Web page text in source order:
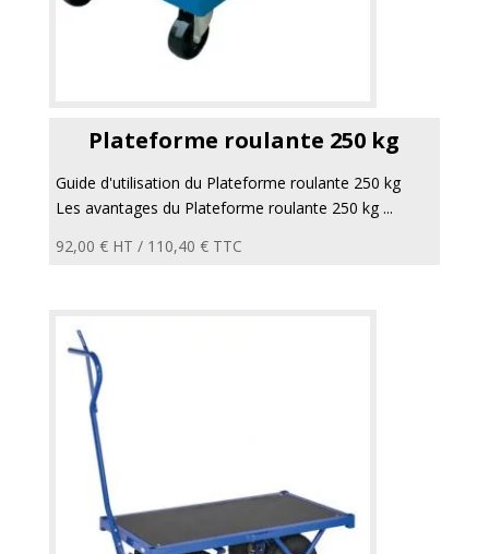
Plateforme roulante 250 kg
Guide d'utilisation du Plateforme roulante 250 kg
Les avantages du Plateforme roulante 250 kg ...
92,00 € HT / 110,40 €TTC